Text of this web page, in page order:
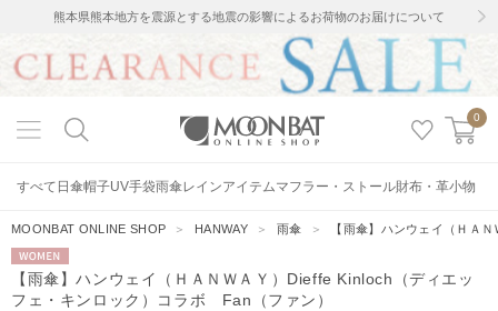
熊本県熊本地方を震源とする地震の影響によるお荷物のお届けについて
0
すべて 日傘帽子UV手袋雨傘レインアイテムマフラー・ストール財布・革小物
MOONBAT ONLINE SHOP ＞ HANWAY ＞ 雨傘 ＞ 【雨傘】ハンウェイ（ＨＡ
WOMEN
【雨傘】ハンウェイ（ＨＡＮＷＡＹ）Dieffe Kinloch（ディエッ
フェ・キンロック）コラボ Fan（ファン）